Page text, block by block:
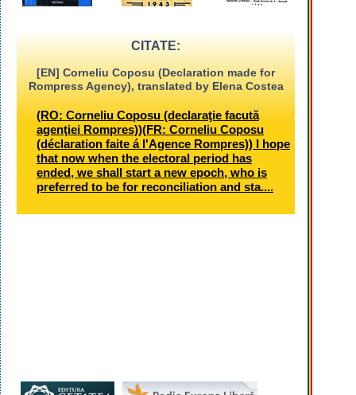
CITATE:
[EN] Corneliu Coposu (Declaration made for
Rompress Agency), translated by Elena Costea
(RO: Corneliu Coposu (declaraţie facută
agenţiei Rompres))(FR: Corneliu Coposu
(déclaration faite á l'Agence Rompres)) I hope
that now when the electoral period has
ended, we shall start a new epoch, who is
preferred to be for reconciliation and sta....